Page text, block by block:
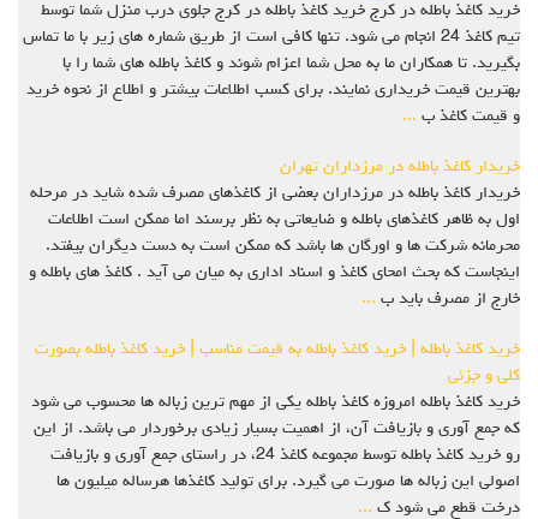
خرید کاغذ باطله در کرج خرید کاغذ باطله در کرج جلوی درب منزل شما توسط
تیم کاغذ 24 انجام می شود. تنها کافی است از طریق شماره های زیر با ما تماس
بگیرید. تا همکاران ما به محل شما اعزام شوند و کاغذ باطله های شما را با
بهترین قیمت خریداری نمایند. برای کسب اطلاعات بیشتر و اطلاع از نحوه خرید
و قیمت کاغذ ب ...
خریدار کاغذ باطله در مرزداران تهران
خریدار کاغذ باطله در مرزداران بعضي از کاغذهاي مصرف شده شايد در مرحله
اول به ظاهر کاغذهاي باطله و ضايعاتي به نظر برسند اما ممکن است اطلاعات
محرمانه شرکت ها و اورگان ها باشد که ممکن است به دست ديگران بيفتد.
اينجاست که بحث امحاي کاغذ و اسناد اداري به ميان مي آيد . کاغذ هاي باطله و
خارج از مصرف بايد ب ...
خرید کاغذ باطله | خرید کاغذ باطله به قیمت مناسب | خرید کاغذ باطله بصورت
کلی و جزئی
خرید کاغذ باطله امروزه کاغذ باطله یکی از مهم ترین زباله ها محسوب می شود
که جمع آوری و بازیافت آن، از اهمیت بسیار زیادی برخوردار می باشد. از این
رو خرید کاغذ باطله توسط مجموعه کاغذ 24، در راستای جمع آوری و بازیافت
اصولی این زباله ها صورت می گیرد. برای تولید کاغذها هرساله میلیون ها
درخت قطع می شود ک ...